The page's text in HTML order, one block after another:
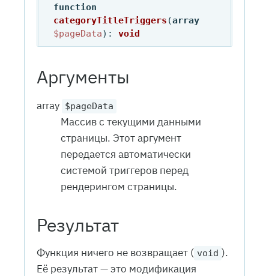
function
categoryTitleTriggers (array
$pageData): void
Аргументы
array $pageData
Массив с текущими данными
страницы. Этот аргумент
передается автоматически
системой триггеров перед
рендерингом страницы.
Результат
Функция ничего не возвращает ( void ).
Её результат — это модификация